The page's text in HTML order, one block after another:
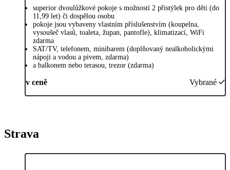
superior dvoulůžkové pokoje s možností 2 přistýlek pro děti (do
11,99 let) či dospělou osobu
pokoje jsou vybaveny vlastním příslušenstvím (koupelna,
vysoušeč vlasů, toaleta, župan, pantofle), klimatizací, WiFi
zdarma
SAT/TV, telefonem, minibarem (doplňovaný nealkoholickými
nápoji a vodou a pivem, zdarma)
a balkonem nebo terasou, trezor (zdarma)
v ceně Vybrané
Strava